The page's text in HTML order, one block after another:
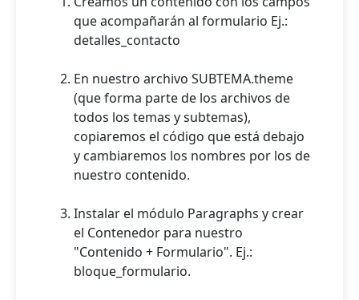
que acompañarán al formulario Ej.:
detalles_contacto
En nuestro archivo SUBTEMA.theme
(que forma parte de los archivos de
todos los temas y subtemas),
copiaremos el código que está debajo
y cambiaremos los nombres por los de
nuestro contenido.
Instalar el módulo Paragraphs y crear
el Contenedor para nuestro
"Contenido + Formulario". Ej.:
bloque_formulario.